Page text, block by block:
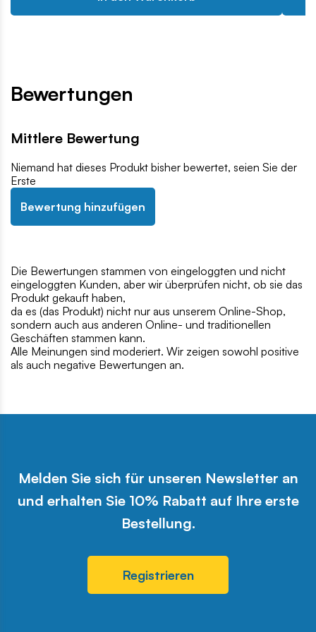
Bewertungen
Mittlere Bewertung
Niemand hat dieses Produkt bisher bewertet, seien Sie der
Erste
Bewertung hinzufügen
Die Bewertungen stammen von eingeloggten und nicht
eingeloggten Kunden, aber wir überprüfen nicht, ob sie das
Produkt gekauft haben,
da es (das Produkt) nicht nur aus unserem Online-Shop,
sondern auch aus anderen Online- und traditionellen
Geschäften stammen kann.
Alle Meinungen sind moderiert. Wir zeigen sowohl positive
als auch negative Bewertungen an.
Melden Sie sich für unseren Newsletter an
und erhalten Sie 10% Rabatt auf Ihre erste
Bestellung.
Registrieren